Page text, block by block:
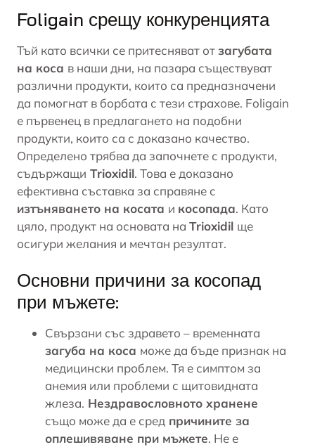
Foligain срещу конкуренцията
Тъй като всички се притесняват отзагубата
на коса в наши дни, на пазара съществуват
различни продукти, които са предназначени
да помогнат в борбата с тези страхове. Foligain
е първенец в предлагането на подобни
продукти, които са с доказано качество.
Определено трябва да започнете с продукти,
съдържащи Trioxidil. Това е доказано
ефективна съставка за справяне с
изтъняването на косата и косопада. Като
цяло, продукт на основата на Trioxidil ще
осигури желания и мечтан резултат.
Основни причини за косопад
при мъжете:
Свързани със здравето – временната
загуба на коса може да бъде признак на
медицински проблем. Тя е симптом за
анемия или проблеми с щитовидната
жлеза. Нездравословното хранене
също може да е сред причините за
оплешивяване при мъжете. Не е